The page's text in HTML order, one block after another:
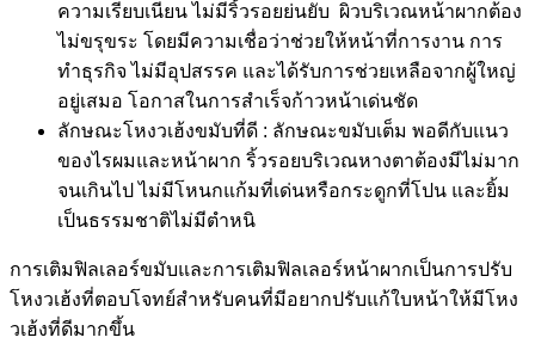
ความเรียบเนียน ไม่มีริ้วรอยย่นยับ ผิวบริเวณหน้าผากต้อง
ไม่ขรุขระ โดยมีความเชื่อว่าช่วยให้หน้าที่การงาน การ
ทำธุรกิจ ไม่มีอุปสรรค และได้รับการช่วยเหลือจากผู้ใหญ่
อยู่เสมอ โอกาสในการสำเร็จก้าวหน้าเด่นชัด
ลักษณะโหงวเฮ้งขมับที่ดี : ลักษณะขมับเต็ม พอดีกับแนว
ของไรผมและหน้าผาก ริ้วรอยบริเวณหางตาต้องมีไม่มาก
จนเกินไป ไม่มีโหนกแก้มที่เด่นหรือกระดูกที่โปน และยิ้ม
เป็นธรรมชาติไม่มีตำหนิ
การเติมฟิลเลอร์ขมับและการเติมฟิลเลอร์หน้าผากเป็นการปรับ
โหงวเฮ้งที่ตอบโจทย์สำหรับคนที่มีอยากปรับแก้ใบหน้าให้มีโหง
วเฮ้งที่ดีมากขึ้น